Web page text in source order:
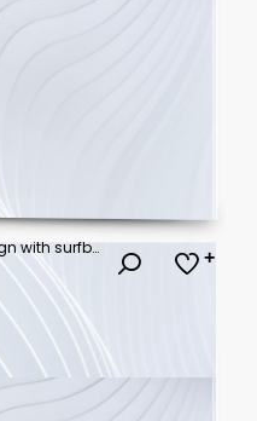
Vintage Pickup Truck T-Shirt Design with surfboard. Classic Style Typography